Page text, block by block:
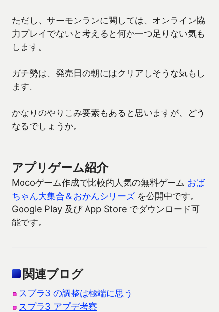
ただし、サーモンランに関しては、オンライン協
力プレイでないと考えると何か一つ足りない気も
します。
ガチ勢は、発売日の朝にはクリアしそうな気もし
ます。
かなりのやりこみ要素もあると思いますが、どう
なるでしょうか。
アプリゲーム紹介
Mocoゲーム作成で比較的人気の無料ゲーム おば
ちゃん大集合＆おかんシリーズ を公開中です。
Google Play 及び App Store でダウンロード可
能です。
関連ブログ
スプラ3 の調整は極端に思う
スプラ3 アプデ考察